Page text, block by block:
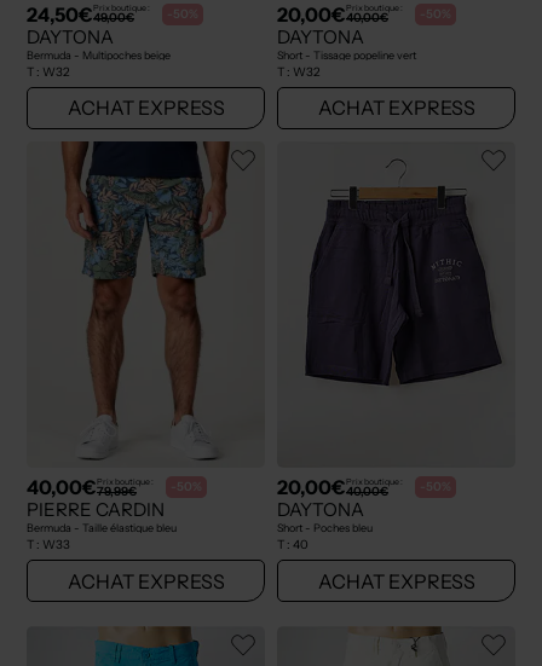
24,50€Prix boutique :
49,00€ -50%
DAYTONA
Bermuda - Multipoches beige
T : W32
ACHAT EXPRESS
20,00€Prix boutique :
40,00€ -50%
DAYTONA
Short - Tissage popeline vert
T : W32
ACHAT EXPRESS
40,00€Prix boutique :
79,99€ -50%
PIERRE CARDIN
Bermuda - Taille élastique bleu
T : W33
ACHAT EXPRESS
20,00€Prix boutique :
40,00€ -50%
DAYTONA
Short - Poches bleu
T : 40
ACHAT EXPRESS